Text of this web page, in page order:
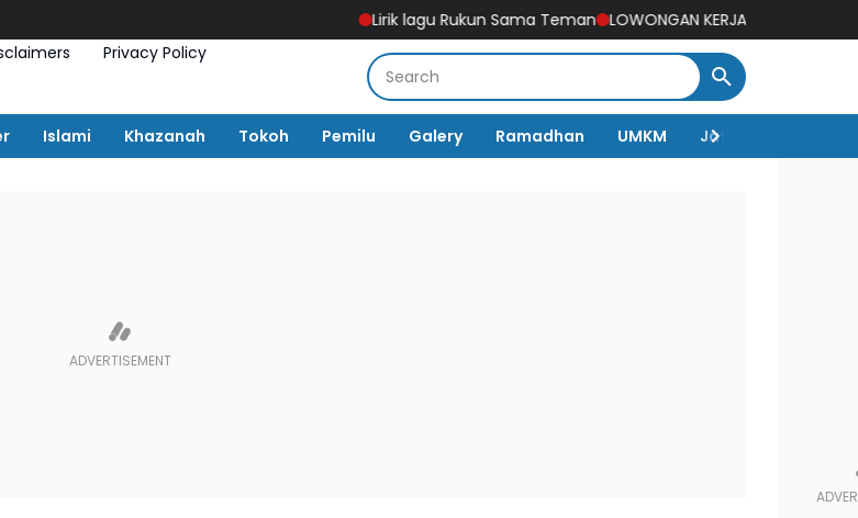
Lirik lagu Rukun Sama Teman LOWONGAN KERJA DEPO PELITA UNTUK 11
Privacy Policy
Islami Khazanah Tokoh Pemilu Galery Ramadhan UMKM Jateng